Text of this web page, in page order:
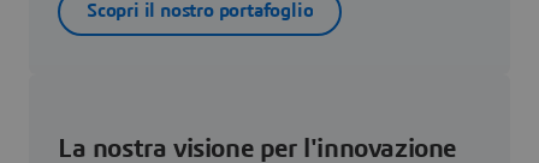
Scopri il nostro portafoglio
La nostra visione per l'innovazione